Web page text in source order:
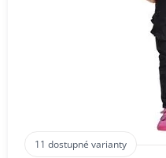
11 dostupné varianty